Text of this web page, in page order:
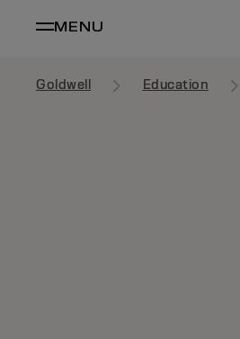
MENU
Goldwell Education